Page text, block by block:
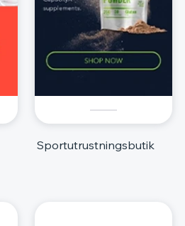
Sportutrustningsbutik